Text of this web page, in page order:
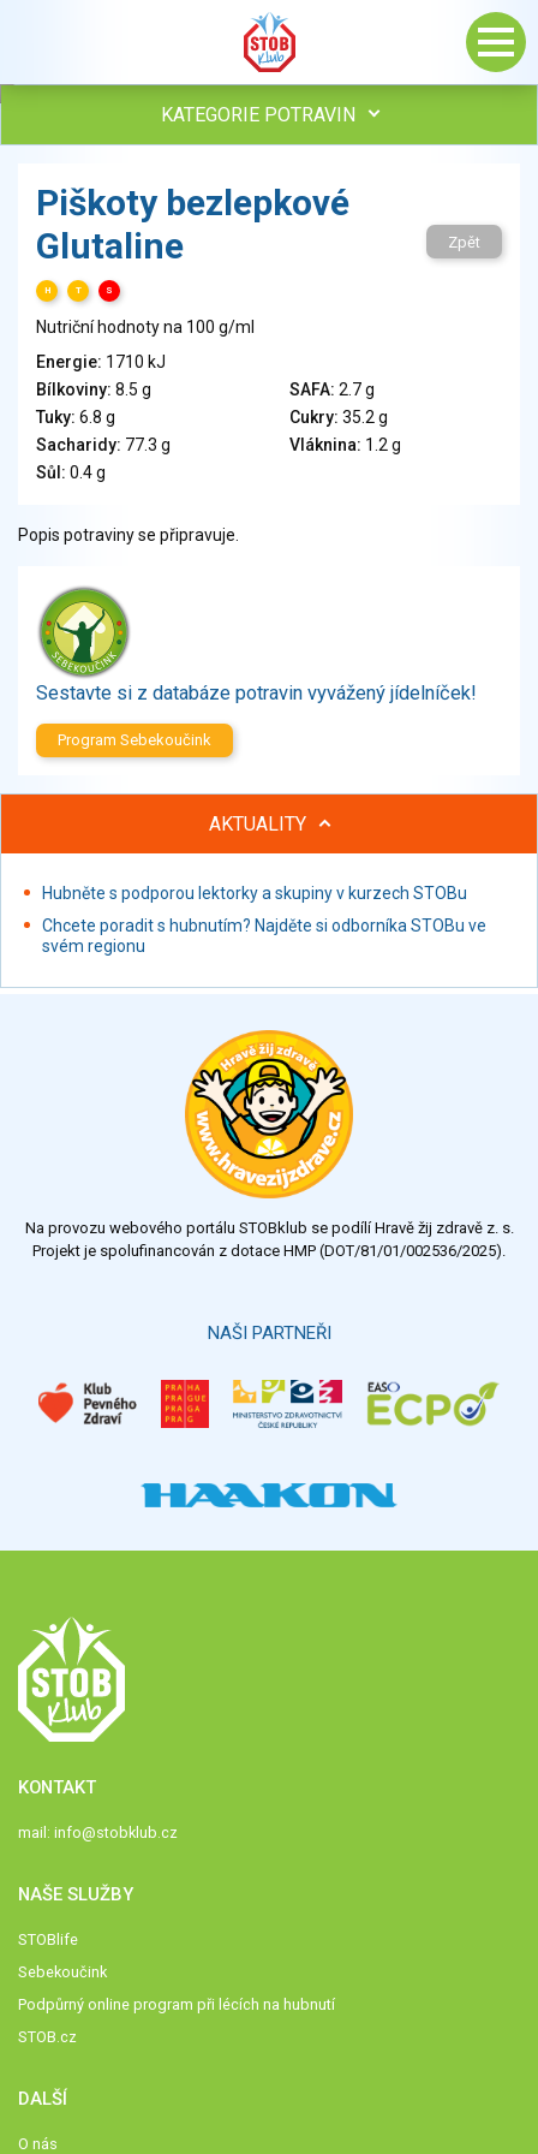
KATEGORIE POTRAVIN
Vejce
Mléko
Sýry
Veganské a vegetariánské výrobky
Tuky
Obiloviny, mouka, cereální výrobky
Chléb, pečivo, křehké chleby, pufované výrobky
Přílohy
Zelenina
Brambory, luštěniny, houby
Sladkosti, slané výrobky
Zmrzliny
Ochucovadla, přísady, sladidla
Sušené směsi
Polotovary, hotové pokrmy
Nápoje nealkoholické
Fastfood
Studená kuchyně, lahůdkářské výrobky
Piškoty bezlepkové
Glutaline
H T S
Zpět
Nutriční hodnoty na 100 g/ml
Energie: 1710 kJ
Bílkoviny: 8.5 g SAFA: 2.7 g
Tuky: 6.8 g Cukry: 35.2 g
Sacharidy: 77.3 g Vláknina: 1.2 g
Sůl: 0.4 g
Popis potraviny se připravuje.
Sestavte si z databáze potravin vyvážený jídelníček!
Program Sebekoučink
AKTUALITY
Hubněte s podporou lektorky a skupiny v kurzech STOBu
Chcete poradit s hubnutím? Najděte si odborníka STOBu ve
svém regionu
Na provozu webového portálu STOBklub se podílí Hravě žij zdravě z. s.
Projekt je spolufinancován z dotace HMP (DOT/81/01/002536/2025).
NAŠI PARTNEŘI
KONTAKT
mail: info@stobklub.cz
NAŠE SLUŽBY
STOBlife
Sebekoučink
Podpůrný online program při lécích na hubnutí
STOB.cz
DALŠÍ
O nás